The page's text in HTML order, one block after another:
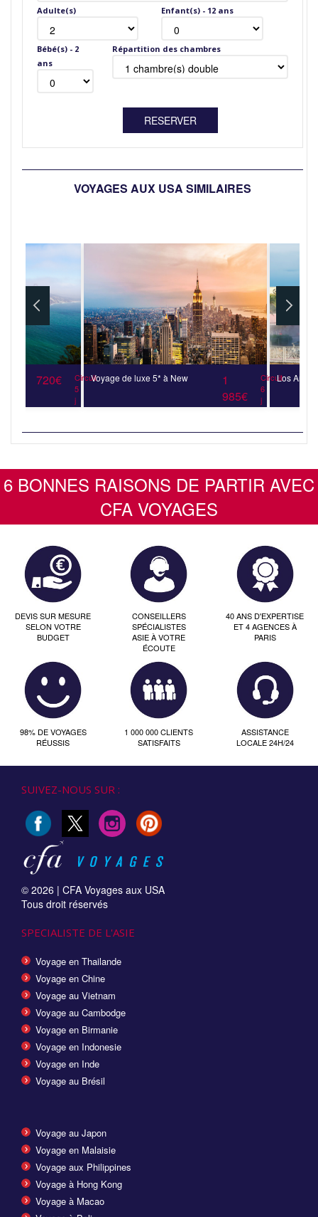
Adulte(s) Enfant(s) - 12 ans
Bébé(s) - 2
ans
Répartition des chambres
VOYAGES AUX USA SIMILAIRES
720€
Circuit
5
j
Voyage de luxe 5* à New
1
985€
Circuit
6
j
Los
6 BONNES RAISONS DE PARTIR AVEC
CFA VOYAGES
DEVIS SUR MESURE
SELON VOTRE
BUDGET
CONSEILLERS
SPÉCIALISTES
ASIE À VOTRE
ÉCOUTE
40 ANS D'EXPERTISE
ET 4 AGENCES À
PARIS
98% DE VOYAGES
RÉUSSIS
1 000 000 CLIENTS
SATISFAITS
ASSISTANCE
LOCALE 24H/24
SUIVEZ-NOUS SUR :
© 2026 | CFA Voyages aux USA
Tous droit réservés
SPECIALISTE DE L'ASIE
Voyage en Thailande
Voyage en Chine
Voyage au Vietnam
Voyage au Cambodge
Voyage en Birmanie
Voyage en Indonesie
Voyage en Inde
Voyage au Brésil
Voyage au Japon
Voyage en Malaisie
Voyage aux Philippines
Voyage à Hong Kong
Voyage à Macao